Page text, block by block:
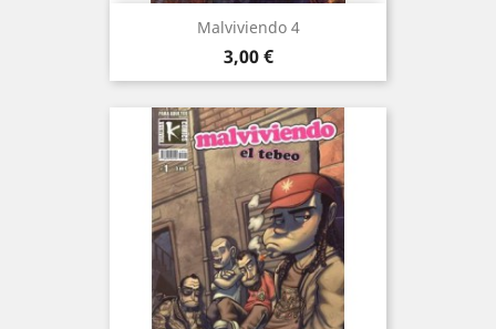
Malviviendo 4
Precio
3,00 €